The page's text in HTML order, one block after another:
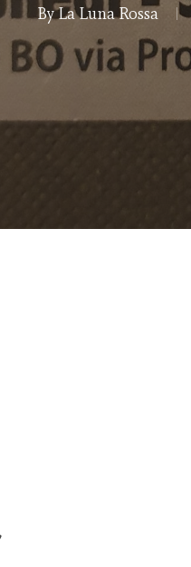
ByLa Luna Rossa